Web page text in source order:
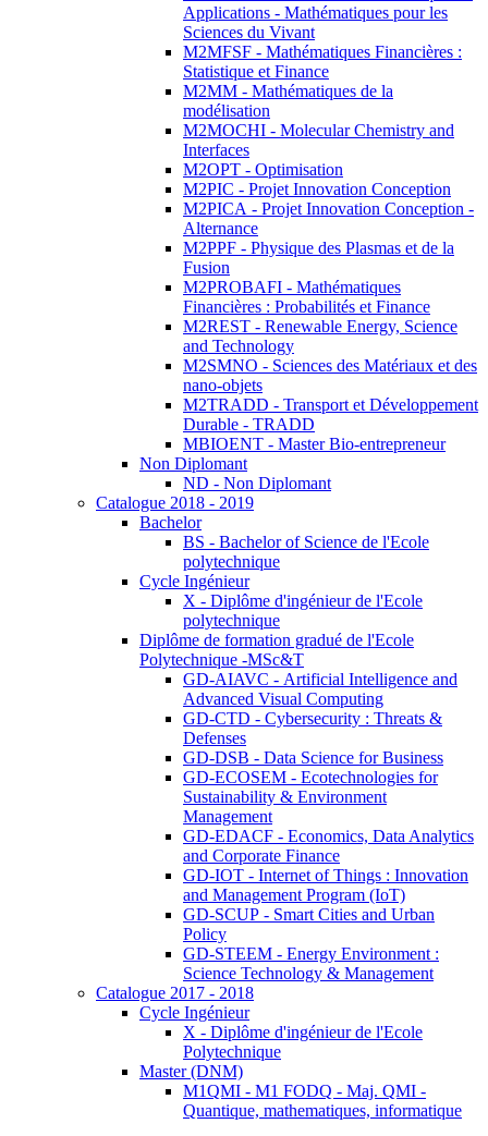
Applications - Mathématiques pour les
Sciences du Vivant
M2MFSF - Mathématiques Financières :
Statistique et Finance
M2MM - Mathématiques de la
modélisation
M2MOCHI - Molecular Chemistry and
Interfaces
M2OPT - Optimisation
M2PIC - Projet Innovation Conception
M2PICA - Projet Innovation Conception -
Alternance
M2PPF - Physique des Plasmas et de la
Fusion
M2PROBAFI - Mathématiques
Financières : Probabilités et Finance
M2REST - Renewable Energy, Science
and Technology
M2SMNO - Sciences des Matériaux et des
nano-objets
M2TRADD - Transport et Développement
Durable - TRADD
MBIOENT - Master Bio-entrepreneur
Non Diplomant
ND - Non Diplomant
Catalogue 2018 - 2019
Bachelor
BS - Bachelor of Science de l'Ecole
polytechnique
Cycle Ingénieur
X - Diplôme d'ingénieur de l'Ecole
polytechnique
Diplôme de formation gradué de l'Ecole
Polytechnique -MSc&T
GD-AIAVC - Artificial Intelligence and
Advanced Visual Computing
GD-CTD - Cybersecurity : Threats &
Defenses
GD-DSB - Data Science for Business
GD-ECOSEM - Ecotechnologies for
Sustainability & Environment
Management
GD-EDACF - Economics, Data Analytics
and Corporate Finance
GD-IOT - Internet of Things : Innovation
and Management Program (IoT)
GD-SCUP - Smart Cities and Urban
Policy
GD-STEEM - Energy Environment :
Science Technology & Management
Catalogue 2017 - 2018
Cycle Ingénieur
X - Diplôme d'ingénieur de l'Ecole
Polytechnique
Master (DNM)
M1QMI - M1 FODQ - Maj. QMI -
Quantique, mathematiques, informatique